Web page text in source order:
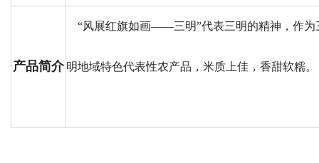
产品简介
“风展红旗如画——三明”代表三明的精神 ， 作为
明地域特色代表性农产品 ， 米质上佳 ， 香甜软糯。